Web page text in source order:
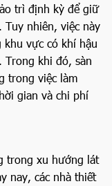
trì định kỳ để giữ
nhiên, việc này
vực có khí hậu
Trong khi đó, sàn
trong việc làm
gian và chi phí
trong xu hướng lát
nay, các nhà thiết